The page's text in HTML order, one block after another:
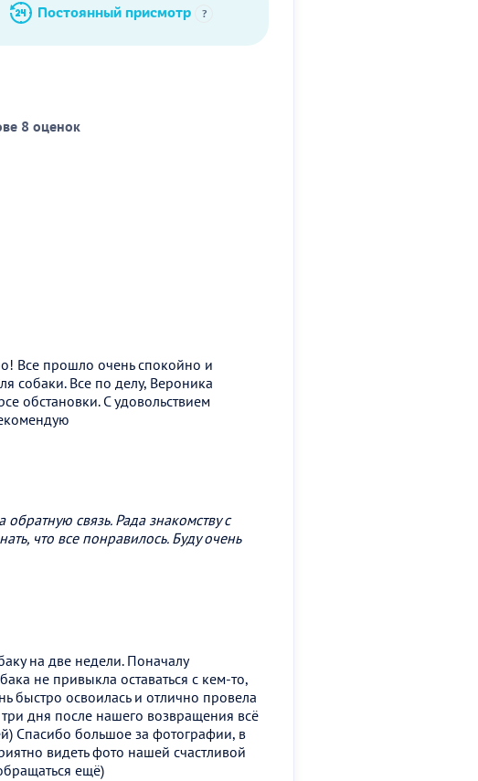
Постоянный присмотр ?
8 оценок
Все прошло очень спокойно и
собаки. Все по делу, Вероника
обстановки. С удовольствием
связь. Рада знакомству с
что все понравилось. Буду очень
на две недели. Поначалу
не привыкла оставаться с кем-то,
быстро освоилась и отлично провела
дня после нашего возвращения всё
Спасибо большое за фотографии, в
видеть фото нашей счастливой
ещё)